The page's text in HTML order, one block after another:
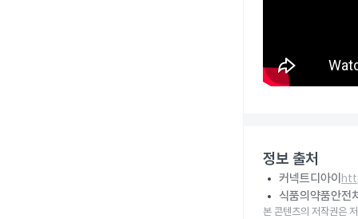
정보 출처
커넥트디아이
식품의약품안전
본 콘텐츠의 저작권은